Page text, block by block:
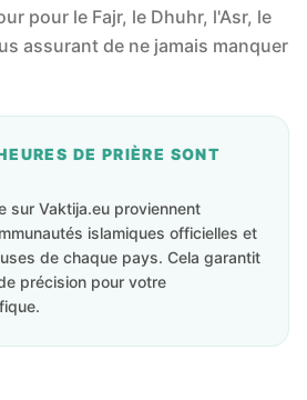
pour le Fajr, le Dhuhr, l'Asr, le
assurant de ne jamais manquer
DE PRIÈRE SONT
sur Vaktija.eu proviennent
islamiques officielles et
de chaque pays. Cela garantit
précision pour votre